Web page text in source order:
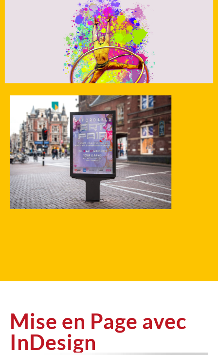
Mise en Page avec
InDesign